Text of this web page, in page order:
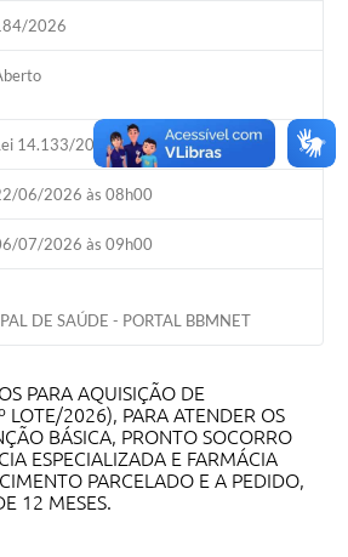
2026
14.133/2021, Art 28, I
06/2026 às 08h00
07/2026 às 09h00
DE SAÚDE - PORTAL BBMNET
PARA AQUISIÇÃO DE
LOTE/2026), PARA ATENDER OS
BÁSICA, PRONTO SOCORRO
ESPECIALIZADA E FARMÁCIA
PARCELADO E A PEDIDO,
12 MESES.